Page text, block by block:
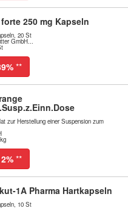
forte 250 mg Kapseln
20 St
GmbH...
**
zur Herstellung einer Suspension zum
**
1A Pharma Hartkapseln
10 St